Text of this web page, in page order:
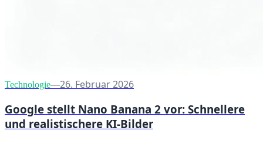
Technologie—26. Februar 2026
Google stellt Nano Banana 2 vor: Schnellere
und realistischere KI-Bilder